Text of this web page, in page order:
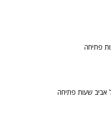
אביב שעות פתיחה